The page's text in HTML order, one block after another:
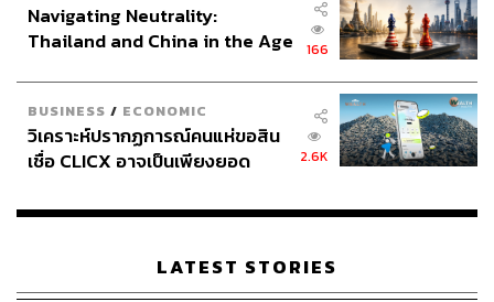
Navigating Neutrality:
Thailand and China in the Age
166
BUSINESS / ECONOMIC
วิเคราะห์ปรากฏการณ์คนแห่ขอสิน
เชื่อ CLICX อาจเป็นเพียงยอด
เรือนไทยที่ถูกซุกไว้
2.6K
LATEST STORIES